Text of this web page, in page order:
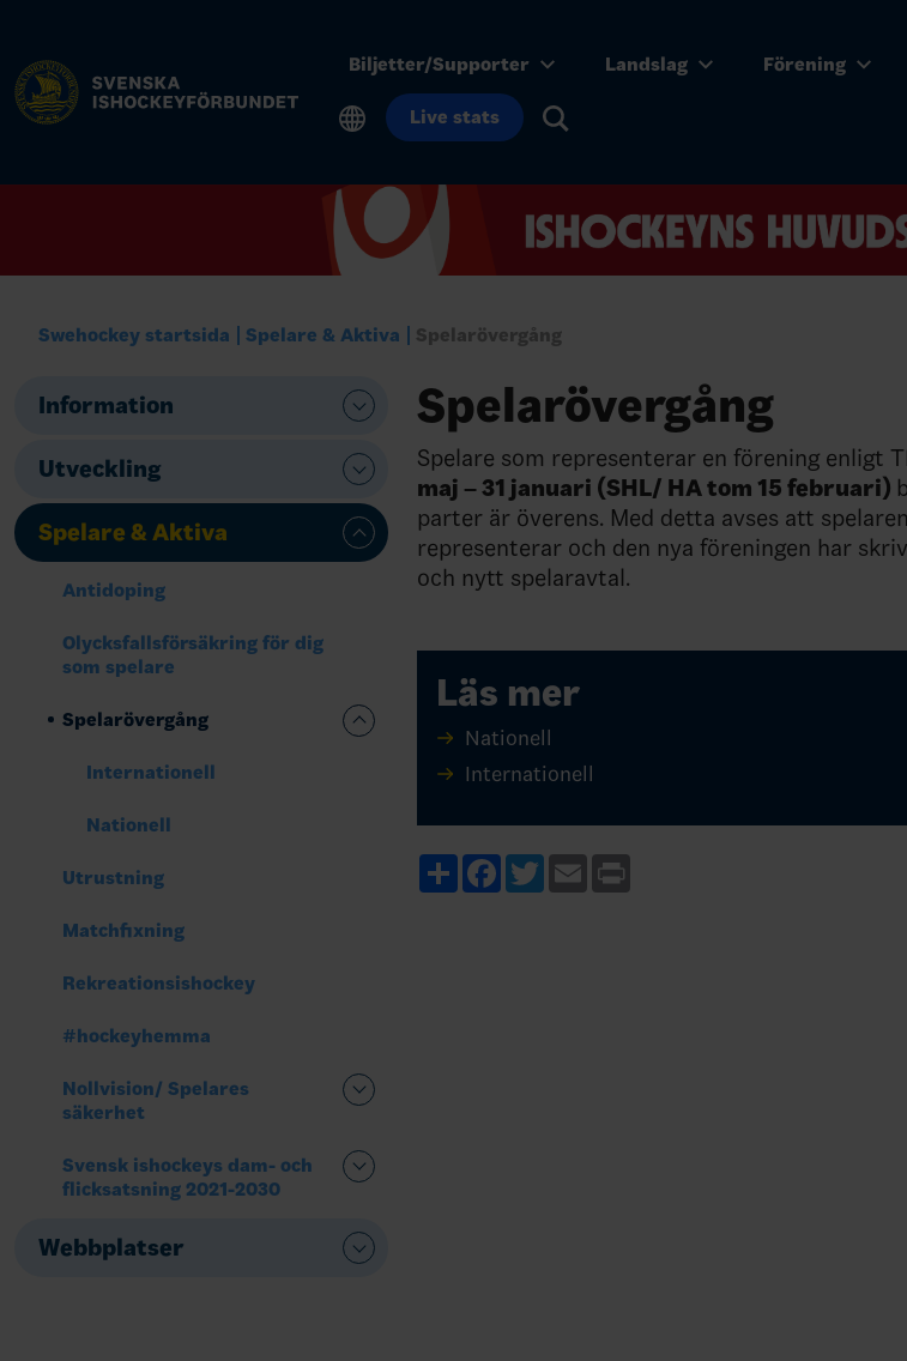
Biljetter/Supporter Landslag Förening
Live stats
Swehockey startsida Spelare & Aktiva Spelarövergång
Information
Utveckling
Spelare & Aktiva
Antidoping
Olycksfallsförsäkring för dig
som spelare
Spelarövergång
Internationell
Nationell
Utrustning
Matchfixning
Rekreationsishockey
#hockeyhemma
Nollvision/ Spelares
säkerhet
Svensk ishockeys dam- och
flicksatsning 2021-2030
Webbplatser
Spelarövergång
Spelare som representerar en förening enligt
maj – 31 januari (SHL/ HA tom 15 februari)
parter är överens. Med detta avses att
representerar och den nya föreningen har
och nytt spelaravtal.
Läs mer
Nationell
Internationell
ShareFacebook
TwitterEmail